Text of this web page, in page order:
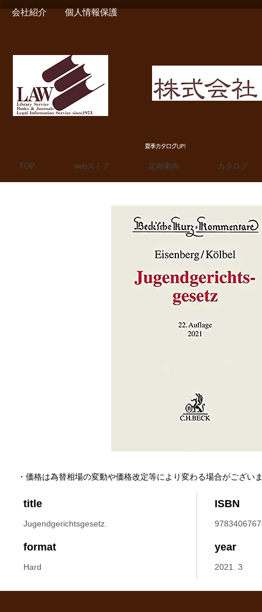
会社紹介 個人情報保護
夏季カタログUP!
TOP webストア 定期案内 カタログ
title
Jugendgerichtsgesetz.
ISBN
format
Hard
year
2021. 3
・価格は為替相場の変動や価格改定等により変わる場合がござい